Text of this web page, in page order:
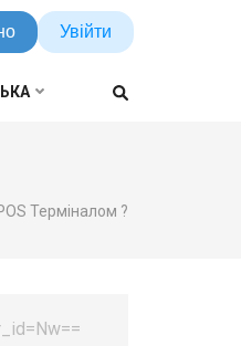
Увійти
Терміналом ?